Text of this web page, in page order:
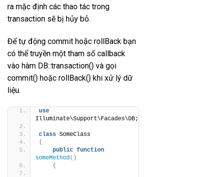
ra mặc định các thao tác trong
transaction sẽ bị hủy bỏ.
Để tự động commit hoặc rollBack bạn
có thể truyền một tham số callback
vào hàm DB::transaction() và gọi
commit() hoặc rollBack() khi xử lý dữ
liệu.
use
Illuminate\Support\Facades\DB;
class SomeClass
{
public function
someMethod()
{